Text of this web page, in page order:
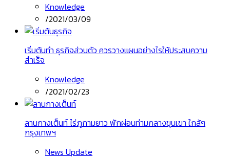
Knowledge
/2021/03/09
เริ่มต้นทํา ธุรกิจส่วนตัว ควรวางแผนอย่างไรให้ประสบความ
สำเร็จ
Knowledge
/2021/02/23
ลานกางเต็นท์ ไร่ภูกามยาว พักผ่อนท่ามกลางขุนเขา ใกล้ๆ
กรุงเทพฯ
News Update